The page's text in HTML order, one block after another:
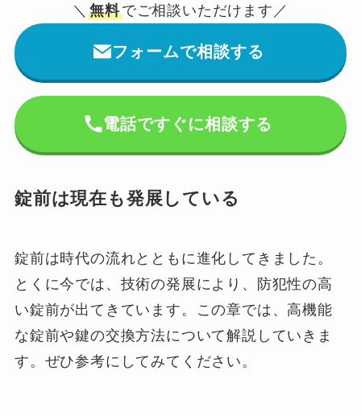
＼無料でご相談いただけます／
フォームで相談する
電話ですぐに相談する
錠前は現在も発展している
錠前は時代の流れとともに進化してきました。
とくに今では、技術の発展により、防犯性の高
い錠前が出てきています。この章では、高機能
な錠前や鍵の交換方法について解説していきま
す。ぜひ参考にしてみてください。